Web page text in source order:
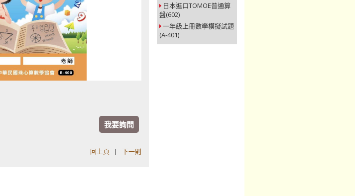
我要詢問
回上頁 |下一則
日本進口TOMOE普通算
盤(602)
一年級上冊數學模擬試題
(A-401)